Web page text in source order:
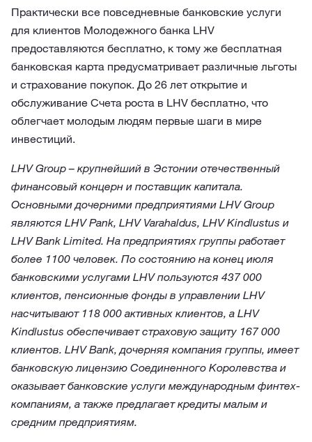
Практически все повседневные банковские услуги
для клиентов Молодежного банка LHV
предоставляются бесплатно, к тому же бесплатная
банковская карта предусматривает различные льготы
и страхование покупок. До 26 лет открытие и
обслуживание Счета роста в LHV бесплатно, что
облегчает молодым людям первые шаги в мире
инвестиций.
LHV Group – крупнейший в Эстонии отечественный
финансовый концерн и поставщик капитала.
Основными дочерними предприятиями LHV Group
являются LHV Pank, LHV Varahaldus, LHV Kindlustus и
LHV Bank Limited. На предприятиях группы работает
более 1100 человек. По состоянию на конец июля
банковскими услугами LHV пользуются 437 000
клиентов, пенсионные фонды в управлении LHV
насчитывают 118 000 активных клиентов, а LHV
Kindlustus обеспечивает страховую защиту 167 000
клиентов. LHV Bank, дочерняя компания группы, имеет
банковскую лицензию Соединенного Королевства и
оказывает банковские услуги международным финтех-
компаниям, а также предлагает кредиты малым и
средним предприятиям.